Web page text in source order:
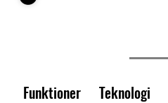
Funktioner Teknologi